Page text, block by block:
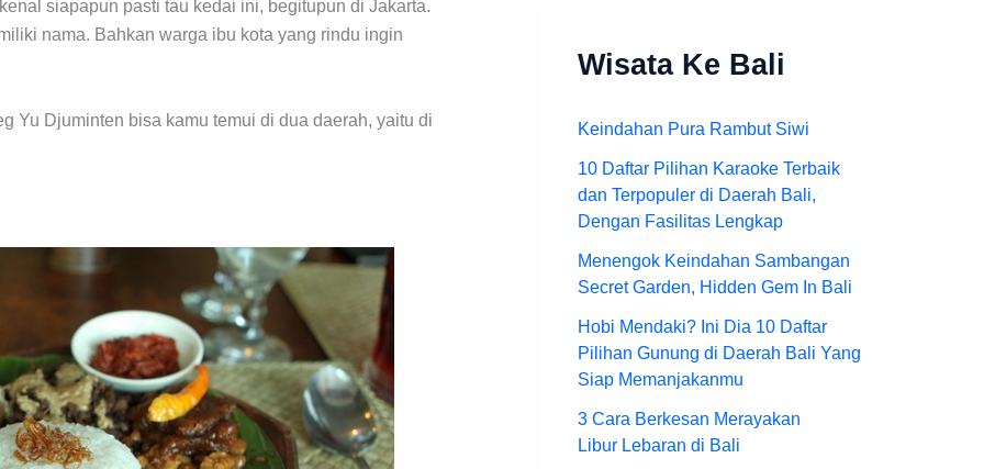
siapapun pasti tau kedai ini, begitupun di Jakarta.
nama. Bahkan warga ibu kota yang rindu ingin
Yu Djuminten bisa kamu temui di dua daerah, yaitu di
Wisata Ke Bali
Keindahan Pura Rambut Siwi
10 Daftar Pilihan Karaoke Terbaik
dan Terpopuler di Daerah Bali,
Dengan Fasilitas Lengkap
Menengok Keindahan Sambangan
Secret Garden, Hidden Gem In Bali
Hobi Mendaki? Ini Dia 10 Daftar
Pilihan Gunung di Daerah Bali Yang
Siap Memanjakanmu
3 Cara Berkesan Merayakan
Libur Lebaran di Bali